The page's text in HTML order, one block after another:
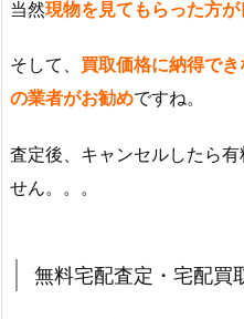
当然現物を見てもらった方が
そして、 買取価格に納得で
の業者がお勧めですね。
査定後、キャンセルしたら
せん。。。
無料宅配査定・宅配買